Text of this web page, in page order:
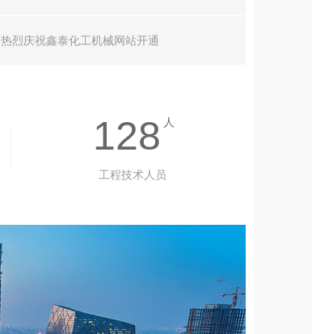
热烈庆祝鑫泰化工机械网站开通
128 人
工程技术人员